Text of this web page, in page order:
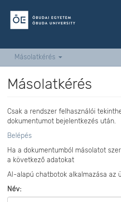
Másolatkérés
Másolatkérés
Csak a rendszer felhasználói
dokumentumot bejelentkezés után.
Belépés
Ha a dokumentumból másolatot
a következő adatokat
AI-alapú chatbotok alkalmazása az
Név: